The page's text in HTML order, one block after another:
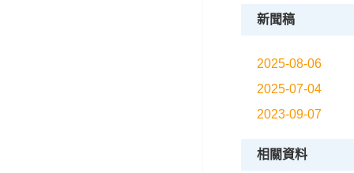
新聞稿
2025-08-06
2025-07-04
2023-09-07
相關資料